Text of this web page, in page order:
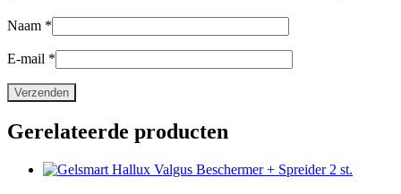
Naam *
E-mail *
Gerelateerde producten